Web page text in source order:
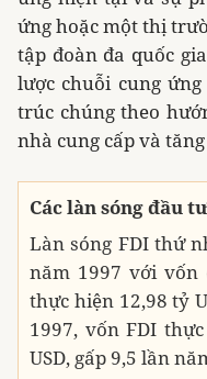
ứng hoặc một thị
tập đoàn đa quốc
lược chuỗi cung
trúc chúng theo
nhà cung cấp và
Các làn sóng đầu
Làn sóng FDI thứ
năm 1997 với vốn
thực hiện 12,98 tỷ
1997, vốn FDI
USD, gấp 9,5 lần